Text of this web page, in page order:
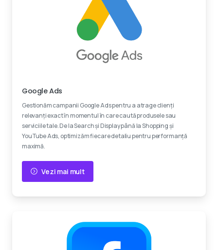
Google Ads
Gestionăm campanii Google Ads pentru a atrage clienți
relevanți exact în momentul în care caută produsele sau
serviciile tale. De la Search și Display până la Shopping și
YouTube Ads, optimizăm fiecare detaliu pentru performanță
maximă.
Vezi mai mult